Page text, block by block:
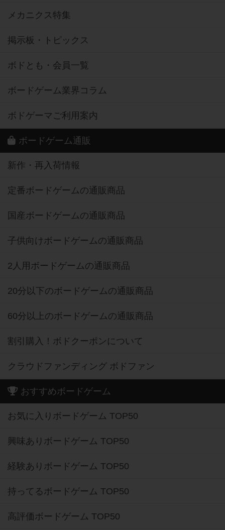
メカニクス特集
掲示板・トピックス
ボドとも・会員一覧
ボードゲーム業界コラム
ボドゲーマご利用案内
ボードゲーム通販
新作・再入荷情報
定番ボードゲームの通販商品
国産ボードゲームの通販商品
子供向けボードゲームの通販商品
2人用ボードゲームの通販商品
20分以下のボードゲームの通販商品
60分以上のボードゲームの通販商品
割引購入！ボドクーポンについて
クラウドファンディング ボドファン
おすすめボードゲーム
お気に入りボードゲーム TOP50
興味ありボードゲーム TOP50
経験ありボードゲーム TOP50
持ってるボードゲーム TOP50
高評価ボードゲーム TOP50